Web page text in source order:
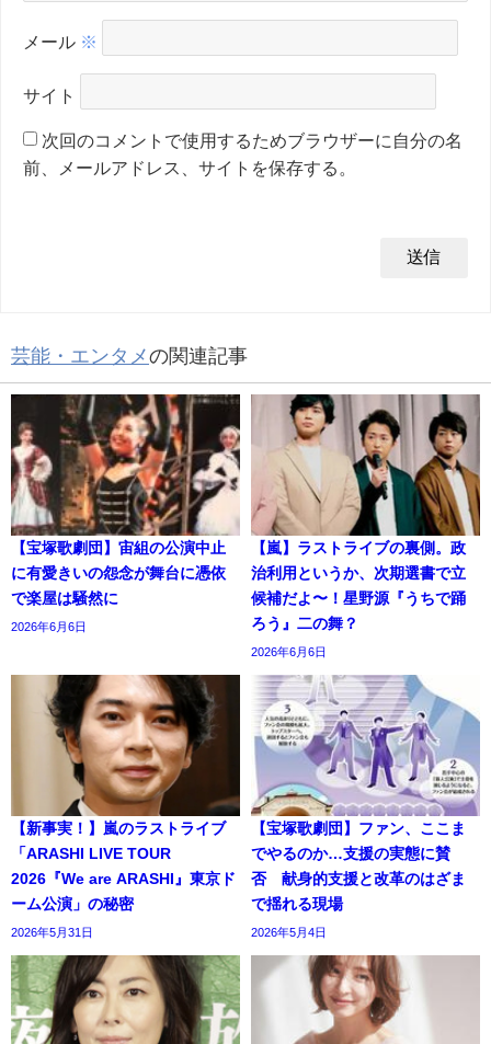
メール ※
サイト
次回のコメントで使用するためブラウザーに自分の名
前、メールアドレス、サイトを保存する。
芸能・エンタメの関連記事
【宝塚歌劇団】宙組の公演中止
に有愛きいの怨念が舞台に憑依
で楽屋は騒然に
2026年6月6日
【嵐】ラストライブの裏側。政
治利用というか、次期選書で立
候補だよ〜！星野源『うちで踊
ろう』二の舞？
2026年6月6日
【新事実！】嵐のラストライブ
「ARASHI LIVE TOUR
2026『We are ARASHI』東京ド
ーム公演」の秘密
2026年5月31日
【宝塚歌劇団】ファン、ここま
でやるのか…支援の実態に賛
否 献身的支援と改革のはざま
で揺れる現場
2026年5月4日